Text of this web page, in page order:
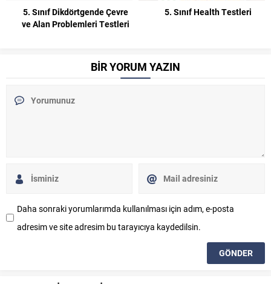
5. Sınıf Dikdörtgende Çevre
ve Alan Problemleri Testleri
5. Sınıf Health Testleri
BİR YORUM YAZIN
Daha sonraki yorumlarımda kullanılması için adım, e-posta
adresim ve site adresim bu tarayıcıya kaydedilsin.